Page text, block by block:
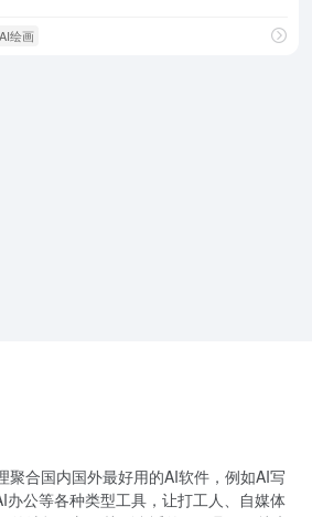
绘画
聚合国内国外最好用的AI软件，例如AI写
办公等各种类型工具，让打工人、自媒体